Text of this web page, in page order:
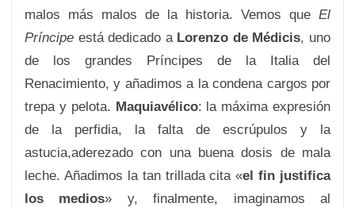
malos más malos de la historia. Vemos que El
Príncipe está dedicado a Lorenzo de Médicis, uno
de los grandes Príncipes de la Italia del
Renacimiento, y añadimos a la condena cargos por
trepa y pelota. Maquiavélico: la máxima expresión
de la perfidia, la falta de escrúpulos y la
astucia,aderezado con una buena dosis de mala
leche. Añadimos la tan trillada cita «el fin justifica
los medios» y, finalmente, imaginamos al